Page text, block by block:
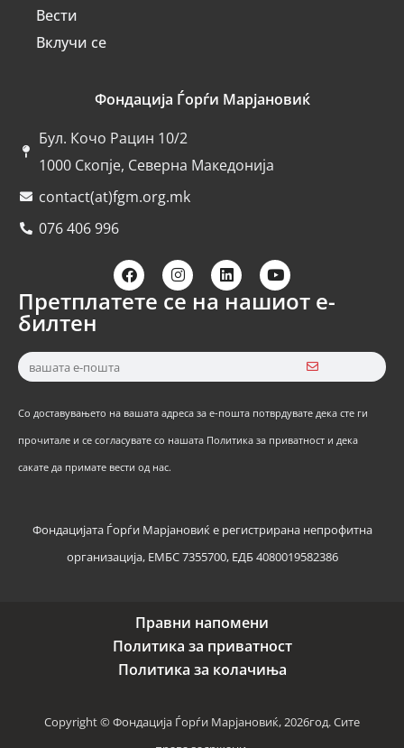
Вести
Вклучи се
Фондација Ѓорѓи Марјановиќ
Бул. Кочо Рацин 10/2
1000 Скопје, Северна Македонија
contact(at)fgm.org.mk
076 406 996
Претплатете се на нашиот е-
билтен
Со доставувањето на вашата адреса за е-пошта потврдувате дека сте ги
прочитале и се согласувате со нашата Политика за приватност и дека
сакате да примате вести од нас.
Фондацијата Ѓорѓи Марјановиќ е регистрирана непрофитна
организација, ЕМБС 7355700, ЕДБ 4080019582386
Правни напомени
Политика за приватност
Политика за колачиња
Copyright © Фондација Ѓорѓи Марјановиќ, 2026год. Сите